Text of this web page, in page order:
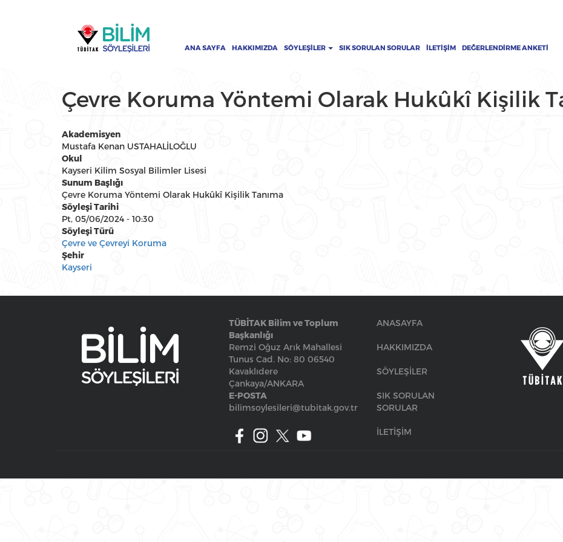
gezinti
menüsü
ANA SAYFA HAKKIMIZDA SÖYLEŞILER SIK SORULAN SORULAR İLETIŞIM DEĞERLENDIRME ANKETI
Çevre Koruma Yöntemi Olarak Hukûkî Kişilik
Akademisyen
Mustafa Kenan USTAHALİLOĞLU
Okul
Kayseri Kilim Sosyal Bilimler Lisesi
Sunum Başlığı
Çevre Koruma Yöntemi Olarak Hukûkî Kişilik Tanıma
Söyleşi Tarihi
Pt, 05/06/2024 - 10:30
Söyleşi Türü
Çevre ve Çevreyi Koruma
Şehir
Kayseri
TÜBİTAK Bilim ve Toplum
Başkanlığı
Remzi Oğuz Arık Mahallesi
Tunus Cad. No: 80 06540
Kavaklıdere
Çankaya/ANKARA
E-POSTA
bilimsoylesileri@tubitak.gov.tr
ANASAYFA
HAKKIMIZDA
SÖYLEŞİLER
SIK SORULAN
SORULAR
İLETİŞİM